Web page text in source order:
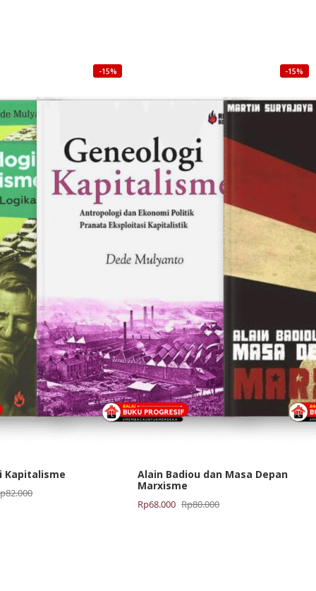
-15%
Kapitalisme
82.000
-15%
Alain Badiou dan Masa Depan
Marxisme
Rp80.000
Harga
Rp68.000
Harga